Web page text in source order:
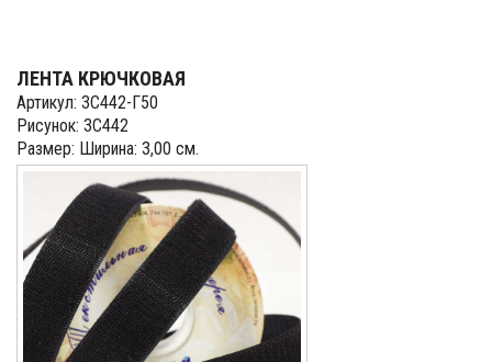
ЛЕНТА КРЮЧКОВАЯ
Артикул: 3С442-Г50
Рисунок: 3С442
Размер: Ширина: 3,00 см.